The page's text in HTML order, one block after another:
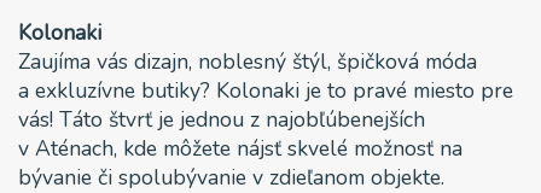
Kolonaki
Zaujíma vás dizajn, noblesný štýl, špičková móda
a exkluzívne butiky? Kolonaki je to pravé miesto pre
vás! Táto štvrť je jednou z najobľúbenejších
v Aténach, kde môžete nájsť skvelé možnosť na
bývanie či spolubývanie v zdieľanom objekte.